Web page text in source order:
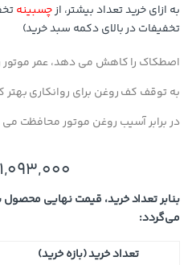
به ازای خرید تعداد بیشتر، ازچسبینه
تخفیفات در بالای دکمه سبد خرید)
اصطکاک را کاهش می دهد، عمر موتور
به توقف کف روغن برای روانکاری
در برابر آسیب روغن موتور محافظت
1,093,000
بنابر تعداد خرید، قیمت نهایی
می‌گردد:
تعداد خرید (بازه خرید)